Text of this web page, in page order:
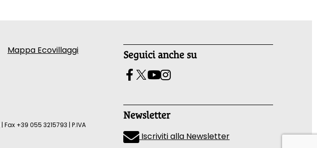
Mappa Ecovillaggi Seguici anche su
Newsletter
Iscriviti alla Newsletter
| Fax +39 055 3215793 | P.IVA